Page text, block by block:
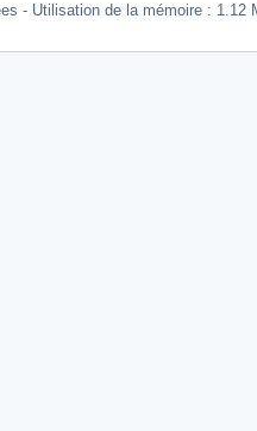
- Utilisation de la mémoire : 1.12